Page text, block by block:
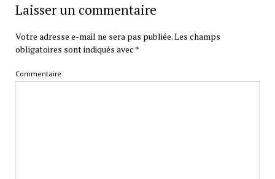
Laisser un commentaire
Votre adresse e-mail ne sera pas publiée.Les champs
obligatoires sont indiqués avec *
Commentaire